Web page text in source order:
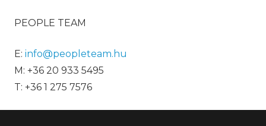
PEOPLE TEAM
E: info@peopleteam.hu
M: +36 20 933 5495
T: +36 1 275 7576